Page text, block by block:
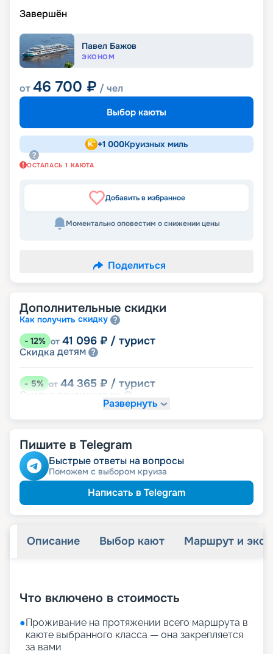
Завершён
Павел Бажов
ЭКОНОМ
от46 700 ₽ / чел
Выбор каюты
+1 000Круизных миль
ОСТАЛАСЬ 1 КАЮТА
Добавить в избранное
Моментально оповестим о снижении цены
Поделиться
Дополнительные скидки
Как получить скидку
- 12% от 41 096 ₽ / турист
Скидка детям
-5% от 44 365 ₽ / турист
Скидка
именинникамРазвернуть
Пишите в Telegram
Быстрые ответы на вопросы
Поможем с выбором круиза
Написать в Telegram
Описание Выбор кают Маршрут и
Что включено в стоимость
●Проживание на протяжении всего маршрута в
каюте выбранного класса — она закрепляется
за вами